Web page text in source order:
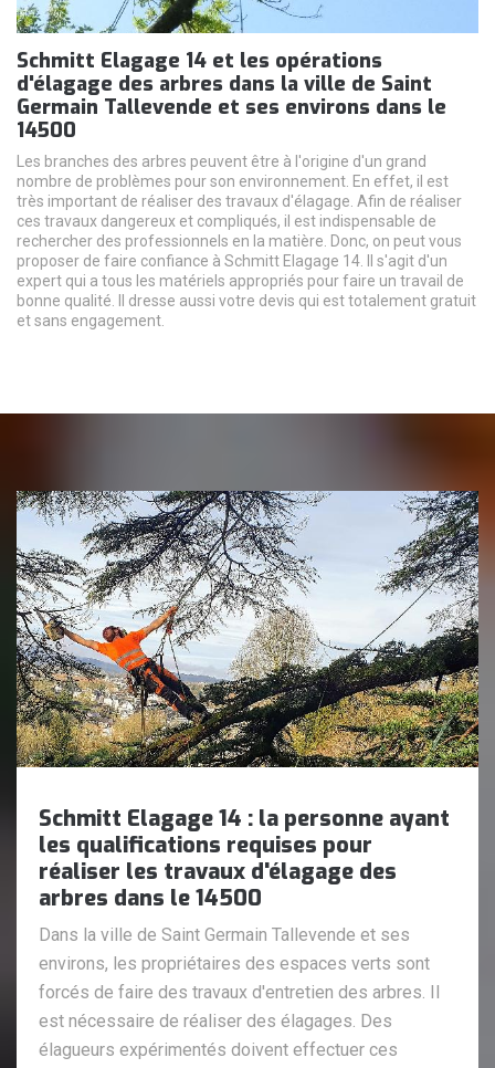
Schmitt Elagage 14 et les opérations
d'élagage des arbres dans la ville de Saint
Germain Tallevende et ses environs dans le
14500
Les branches des arbres peuvent être à l'origine d'un grand
nombre de problèmes pour son environnement. En effet, il est
très important de réaliser des travaux d'élagage. Afin de réaliser
ces travaux dangereux et compliqués, il est indispensable de
rechercher des professionnels en la matière. Donc, on peut vous
proposer de faire confiance à Schmitt Elagage 14. Il s'agit d'un
expert qui a tous les matériels appropriés pour faire un travail de
bonne qualité. Il dresse aussi votre devis qui est totalement gratuit
et sans engagement.
Schmitt Elagage 14 : la personne ayant
les qualifications requises pour
réaliser les travaux d'élagage des
arbres dans le 14500
Dans la ville de Saint Germain Tallevende et ses
environs, les propriétaires des espaces verts sont
forcés de faire des travaux d'entretien des arbres. Il
est nécessaire de réaliser des élagages. Des
élagueurs expérimentés doivent effectuer ces